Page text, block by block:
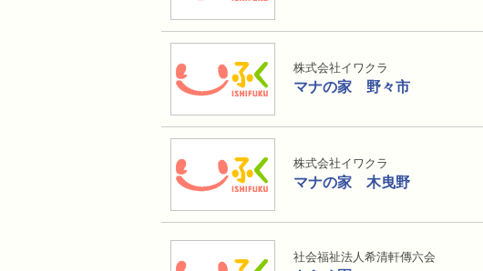
株式会社イワクラ
マナの家 野々市
株式会社イワクラ
マナの家 木曳野
社会福祉法人希清軒傳六会